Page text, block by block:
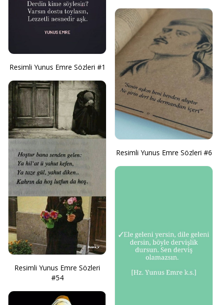
Resimli Yunus Emre Sözleri #1
Resimli Yunus Emre Sözleri
#54
Resimli Yunus Emre Sözleri #6